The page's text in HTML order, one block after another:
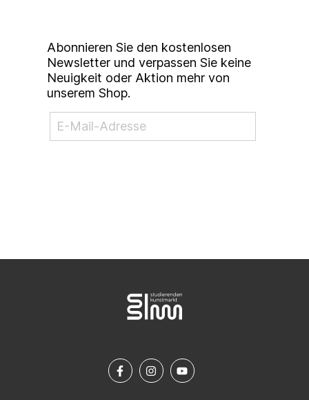
Abonnieren Sie den kostenlosen
Newsletter und verpassen Sie keine
Neuigkeit oder Aktion mehr von
unserem Shop.